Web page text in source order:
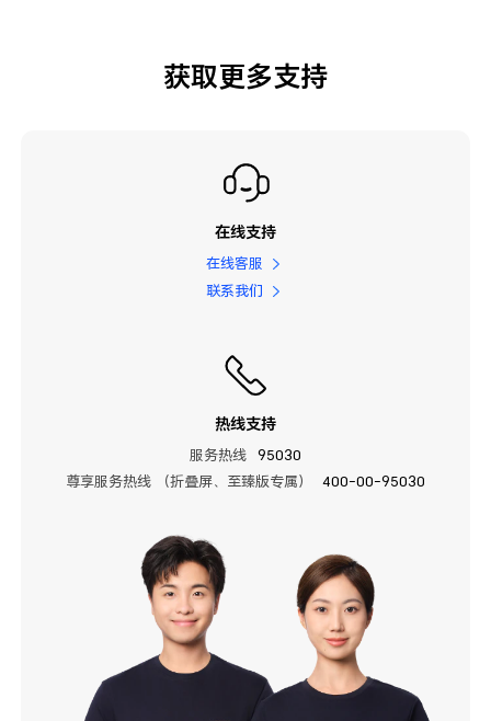
获取更多支持
在线支持
在线客服
联系我们
热线支持
服务热线
95030
尊享服务热线 （折叠屏、至臻版专属）
400-00-95030